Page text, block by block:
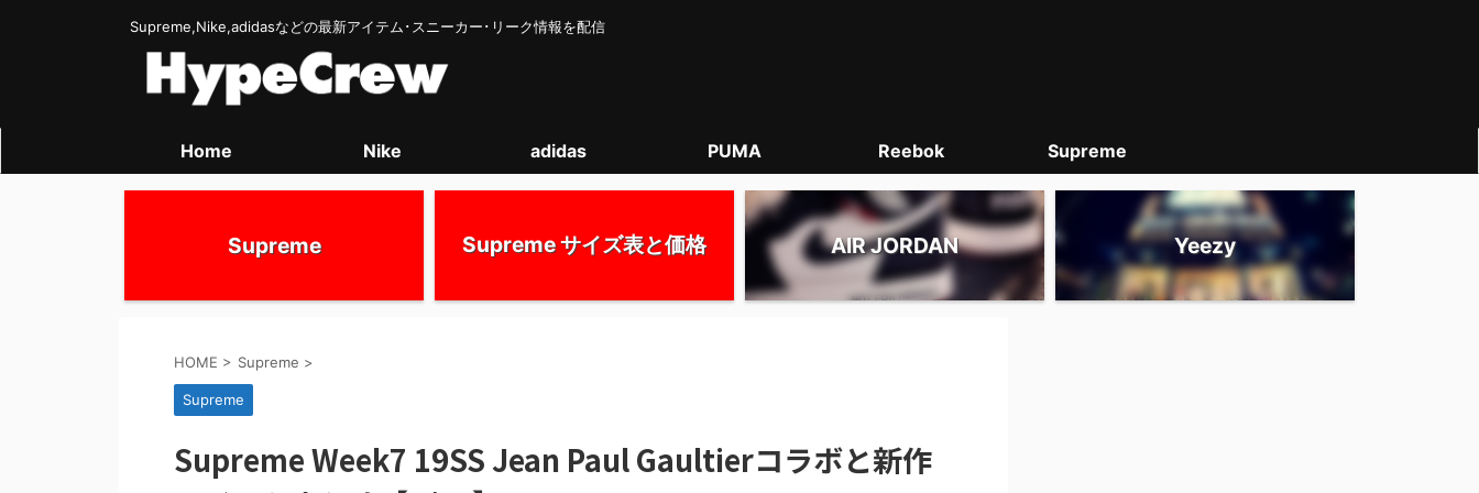
Supreme,Nike,adidasなどの最新アイテム･スニーカー･リーク情報を配信
Home Nike adidas PUMA Reebok Supreme
Supreme Supreme サイズ表と価格 AIR JORDAN Yeezy
HOME > Supreme >
Supreme
Supreme Week7 19SS Jean Paul Gaultierコラボと新作